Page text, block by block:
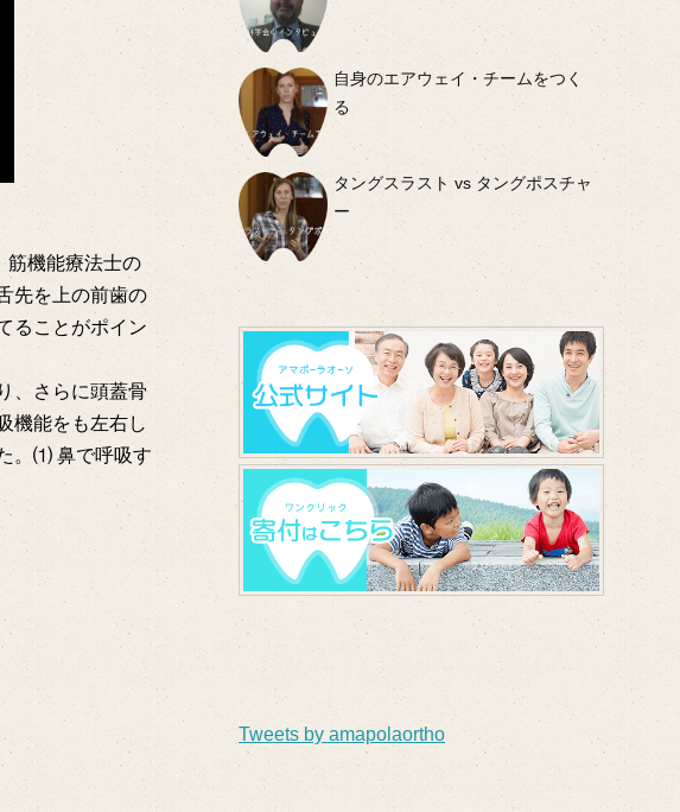
筋機能療法士の
先を上の前歯の
ることがポイン
、さらに頭蓋骨
機能をも左右し
。⑴ 鼻で呼吸す
自身のエアウェイ・チームをつく
る
タングスラスト vs タングポスチャ
ー
Tweets by amapolaortho